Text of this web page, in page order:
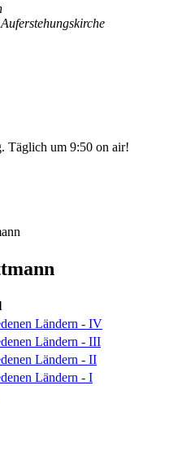
Ländern - IV
Ländern - III
Ländern - II
Ländern - I